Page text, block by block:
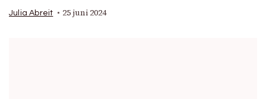
Julia Abreit 25 juni 2024